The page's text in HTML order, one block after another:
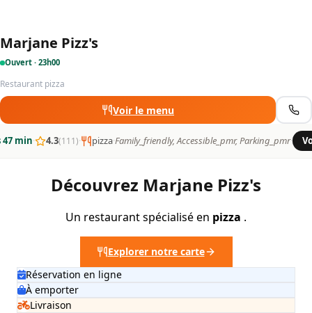
Marjane Pizz's
Ouvert · 23h00
Restaurant pizza
Voir le menu
47 min· 4.3(111)· pizza·Family_friendly, Accessible_pmr, Parking_pmr·
Découvrez Marjane Pizz's
Un restaurant spécialisé en pizza .
Explorer notre carte
Réservation en ligne
À emporter
Livraison